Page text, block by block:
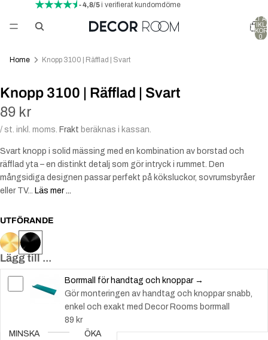
- 4,8/5i verifierat kundomdöme
TOTALT
0
Home Knopp 3100 | Räfflad | Svart
Knopp 3100 | Räfflad | Svart
89 kr
/ st. inkl. moms. Frakt beräknas i kassan.
Svart knopp i solid mässing med en kombination av borstad och
räfflad yta – en distinkt detalj som gör intryck i rummet. Den
mångsidiga designen passar perfekt på köksluckor, sovrumsbyråer
eller TV... Läs mer ...
UTFÖRANDE
Lägg till ...
Borrmall för handtag och knoppar →
Gör monteringen av handtag och knoppar snabb,
enkel och exakt med Decor Rooms borrmall
89 kr
MINSKA
ÖKA